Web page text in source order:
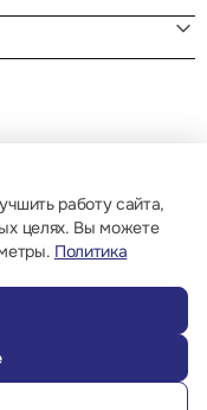
работу сайта,
целях. Вы можете
Политика